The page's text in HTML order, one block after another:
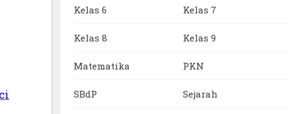
Kelas 6 Kelas 7
Kelas 8 Kelas 9
Matematika PKN
SBdP Sejarah